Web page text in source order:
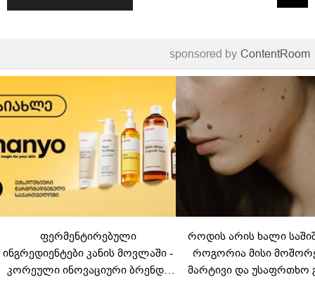
sponsored by ContentRoom
ფერმენტირებული
ინგრედიენტები კანის მოვლაში -
კორეული ინოვაციური ბრენდი
როდის არის ხალი
როგორია მისი
მარტივი და უსაფრთხო